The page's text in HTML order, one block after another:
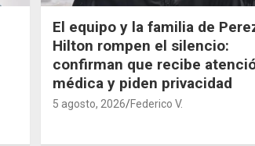
El equipo y la familia de
Hilton rompen el silencio:
confirman que recibe
médica y piden privacidad
5 agosto, 2026 Federico V.